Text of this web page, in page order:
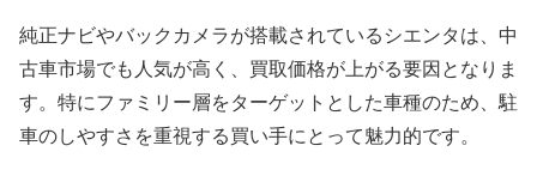
純正ナビやバックカメラが搭載されているシエンタは、中
古車市場でも人気が高く、買取価格が上がる要因となりま
す。特にファミリー層をターゲットとした車種のため、駐
車のしやすさを重視する買い手にとって魅力的です。